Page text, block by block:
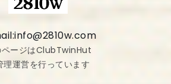
ページはClubTwinHut
理運営を行っています